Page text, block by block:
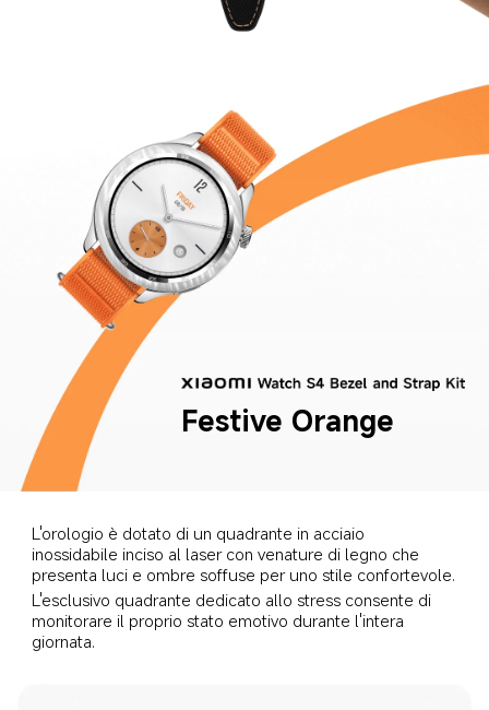
Festive Orange
L'orologio è dotato di un quadrante in acciaio
inossidabile inciso al laser con venature di legno che
presenta luci e ombre soffuse per uno stile confortevole.
L'esclusivo quadrante dedicato allo stress consente di
monitorare il proprio stato emotivo durante l'intera
giornata.